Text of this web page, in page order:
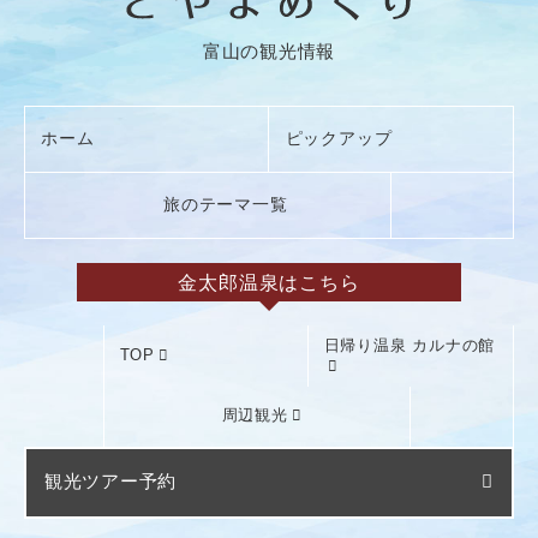
富山の観光情報
ホーム ピックアップ
旅のテーマ一覧
金太郎温泉はこちら
TOP
日帰り温泉 カルナの館
周辺観光
観光ツアー予約